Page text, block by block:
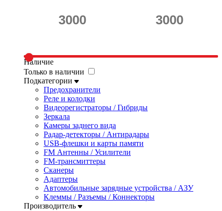
Наличие
Только в наличии
Подкатегории
Предохранители
Реле и колодки
Видеорегистраторы / Гибриды
Зеркала
Камеры заднего вида
Радар-детекторы / Антирадары
USB-флешки и карты памяти
FM Антенны / Усилители
FM-трансмиттеры
Сканеры
Адаптеры
Автомобильные зарядные устройства / АЗУ
Клеммы / Разъемы / Коннекторы
Производитель